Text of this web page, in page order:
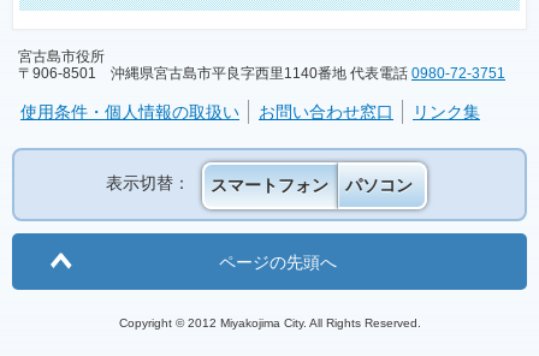
宮古島市役所
〒906-8501 沖縄県宮古島市平良字西里1140番地 代表電話 0980-72-3751
使用条件・個人情報の取扱い お問い合わせ窓口 リンク集
表示切替： スマートフォン パソコン
ページの先頭へ
Copyright © 2012 Miyakojima City. All Rights Reserved.